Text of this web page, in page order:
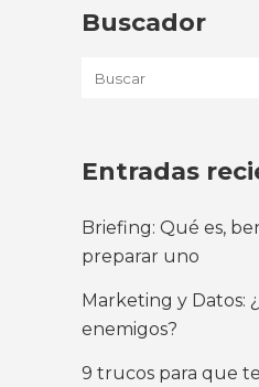
Buscador
Entradas
Briefing: Qué es,
preparar uno
Marketing y Datos:
enemigos?
9 trucos para que